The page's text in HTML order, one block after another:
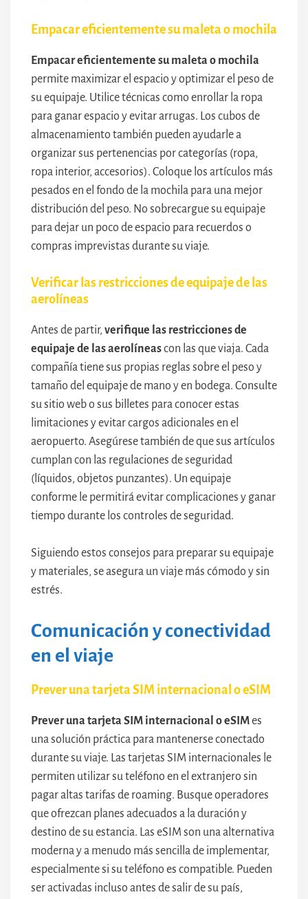
Empacar eficientemente su maleta o mochila
Empacar eficientemente su maleta o mochila
permite maximizar el espacio y optimizar el peso de
su equipaje. Utilice técnicas como enrollar la ropa
para ganar espacio y evitar arrugas. Los cubos de
almacenamiento también pueden ayudarle a
organizar sus pertenencias por categorías (ropa,
ropa interior, accesorios). Coloque los artículos más
pesados en el fondo de la mochila para una mejor
distribución del peso. No sobrecargue su equipaje
para dejar un poco de espacio para recuerdos o
compras imprevistas durante su viaje.
Verificar las restricciones de equipaje de las
aerolíneas
Antes de partir, verifique las restricciones de
equipaje de las aerolíneascon las que viaja. Cada
compañía tiene sus propias reglas sobre el peso y
tamaño del equipaje de mano y en bodega. Consulte
su sitio web o sus billetes para conocer estas
limitaciones y evitar cargos adicionales en el
aeropuerto. Asegúrese también de que sus artículos
cumplan con las regulaciones de seguridad
(líquidos, objetos punzantes). Un equipaje
conforme le permitirá evitar complicaciones y ganar
tiempo durante los controles de seguridad.
Siguiendo estos consejos para preparar su equipaje
y materiales, se asegura un viaje más cómodo y sin
estrés.
Comunicación y conectividad
en el viaje
Prever una tarjeta SIM internacional o eSIM
Prever una tarjeta SIM internacional o eSIMes
una solución práctica para mantenerse conectado
durante su viaje. Las tarjetas SIM internacionales le
permiten utilizar su teléfono en el extranjero sin
pagar altas tarifas de roaming. Busque operadores
que ofrezcan planes adecuados a la duración y
destino de su estancia. Las eSIM son una alternativa
moderna y a menudo más sencilla de implementar,
especialmente si su teléfono es compatible. Pueden
ser activadas incluso antes de salir de su país,